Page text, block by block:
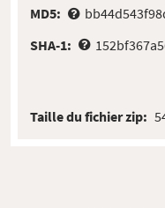
MD5:
SHA-1:
Taille du fichier zip: